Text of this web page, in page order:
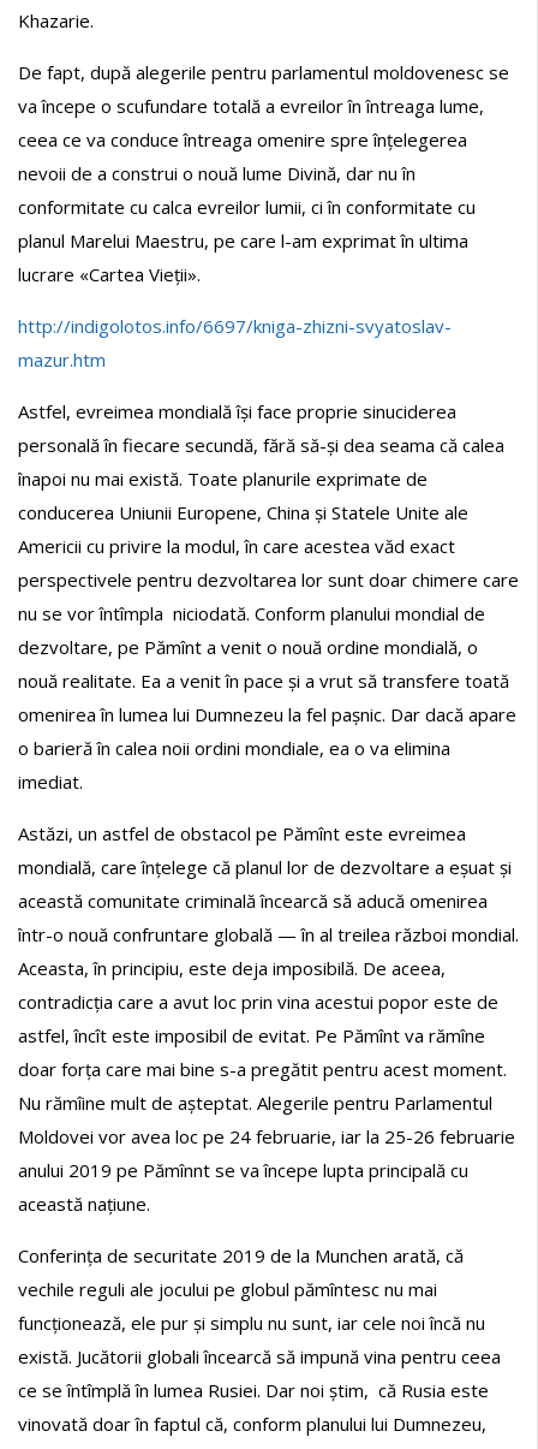
Khazarie.
De fapt, după alegerile pentru parlamentul moldovenesc se
va începe o scufundare totală a evreilor în întreaga lume,
ceea ce va conduce întreaga omenire spre înțelegerea
nevoii de a construi o nouă lume Divină, dar nu în
conformitate cu calca evreilor lumii, ci în conformitate cu
planul Marelui Maestru, pe care l-am exprimat în ultima
lucrare «Cartea Vieții».
http://indigolotos.info/6697/kniga-zhizni-svyatoslav-
mazur.htm
Astfel, evreimea mondială își face proprie sinuciderea
personală în fiecare secundă, fără să-și dea seama că calea
înapoi nu mai există. Toate planurile exprimate de
conducerea Uniunii Europene, China și Statele Unite ale
Americii cu privire la modul, în care acestea văd exact
perspectivele pentru dezvoltarea lor sunt doar chimere care
nu se vor întîmpla niciodată. Conform planului mondial de
dezvoltare, pe Pămînt a venit o nouă ordine mondială, o
nouă realitate. Ea a venit în pace și a vrut să transfere toată
omenirea în lumea lui Dumnezeu la fel pașnic. Dar dacă apare
o barieră în calea noii ordini mondiale, ea o va elimina
imediat.
Astăzi, un astfel de obstacol pe Pămînt este evreimea
mondială, care înțelege că planul lor de dezvoltare a eșuat și
această comunitate criminală încearcă să aducă omenirea
într-o nouă confruntare globală — în al treilea război mondial.
Aceasta, în principiu, este deja imposibilă. De aceea,
contradicția care a avut loc prin vina acestui popor este de
astfel, încît este imposibil de evitat. Pe Pămînt va rămîne
doar forța care mai bine s-a pregătit pentru acest moment.
Nu rămîine mult de așteptat. Alegerile pentru Parlamentul
Moldovei vor avea loc pe 24 februarie, iar la 25-26 februarie
anului 2019 pe Pămînnt se va începe lupta principală cu
această națiune.
Conferința de securitate 2019 de la Munchen arată, că
vechile reguli ale jocului pe globul pămîntesc nu mai
funcționează, ele pur și simplu nu sunt, iar cele noi încă nu
există. Jucătorii globali încearcă să impună vina pentru ceea
ce se întîmplă în lumea Rusiei. Dar noi știm, că Rusia este
vinovată doar în faptul că, conform planului lui Dumnezeu,